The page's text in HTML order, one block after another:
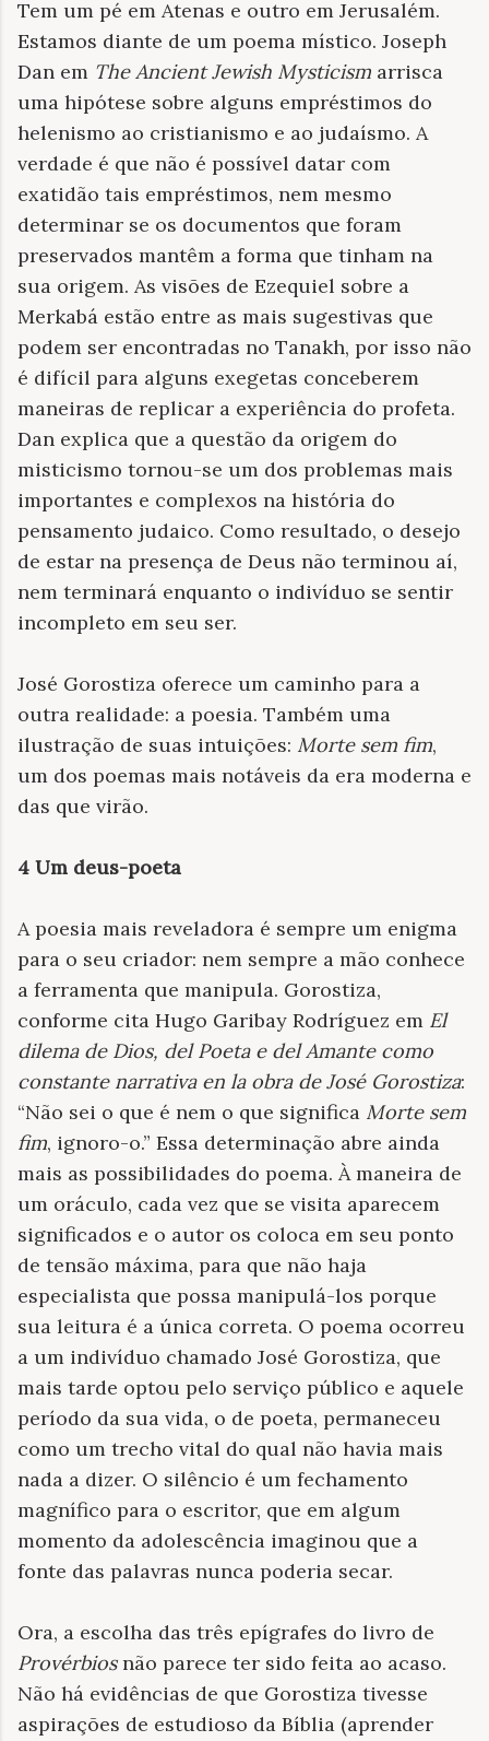
Tem um pé em Atenas e outro em Jerusalém.
Estamos diante de um poema místico. Joseph
Dan em The Ancient Jewish Mysticism arrisca
uma hipótese sobre alguns empréstimos do
helenismo ao cristianismo e ao judaísmo. A
verdade é que não é possível datar com
exatidão tais empréstimos, nem mesmo
determinar se os documentos que foram
preservados mantêm a forma que tinham na
sua origem. As visões de Ezequiel sobre a
Merkabá estão entre as mais sugestivas que
podem ser encontradas no Tanakh, por isso não
é difícil para alguns exegetas conceberem
maneiras de replicar a experiência do profeta.
Dan explica que a questão da origem do
misticismo tornou-se um dos problemas mais
importantes e complexos na história do
pensamento judaico. Como resultado, o desejo
de estar na presença de Deus não terminou aí,
nem terminará enquanto o indivíduo se sentir
incompleto em seu ser.
José Gorostiza oferece um caminho para a
outra realidade: a poesia. Também uma
ilustração de suas intuições: Morte sem fim,
um dos poemas mais notáveis ​​da era moderna e
das que virão.
4 Um deus-poeta
A poesia mais reveladora é sempre um enigma
para o seu criador: nem sempre a mão conhece
a ferramenta que manipula. Gorostiza,
conforme cita Hugo Garibay Rodríguez em El
dilema de Dios, del Poeta e del Amante como
constante narrativa en la obra de José Gorostiza:
“Não sei o que é nem o que significa Morte sem
fim, ignoro-o.” Essa determinação abre ainda
mais as possibilidades do poema. À maneira de
um oráculo, cada vez que se visita aparecem
significados e o autor os coloca em seu ponto
de tensão máxima, para que não haja
especialista que possa manipulá-los porque
sua leitura é a única correta. O poema ocorreu
a um indivíduo chamado José Gorostiza, que
mais tarde optou pelo serviço público e aquele
período da sua vida, o de poeta, permaneceu
como um trecho vital do qual não havia mais
nada a dizer. O silêncio é um fechamento
magnífico para o escritor, que em algum
momento da adolescência imaginou que a
fonte das palavras nunca poderia secar.
Ora, a escolha das três epígrafes do livro de
Provérbiosnão parece ter sido feita ao acaso.
Não há evidências de que Gorostiza tivesse
aspirações de estudioso da Bíblia (aprender